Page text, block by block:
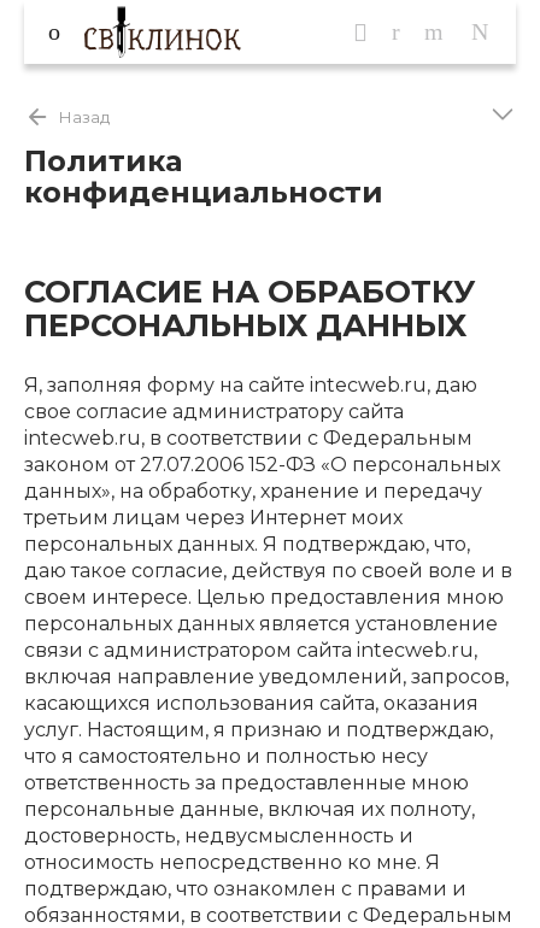
Назад
Политика
конфиденциальности
СОГЛАСИЕ НА ОБРАБОТКУ
ПЕРСОНАЛЬНЫХ ДАННЫХ
Я, заполняя форму на сайте intecweb.ru, даю
свое согласие администратору сайта
intecweb.ru, в соответствии с Федеральным
законом от 27.07.2006 152-ФЗ «О персональных
данных», на обработку, хранение и передачу
третьим лицам через Интернет моих
персональных данных. Я подтверждаю, что,
даю такое согласие, действуя по своей воле и в
своем интересе. Целью предоставления мною
персональных данных является установление
связи с администратором сайта intecweb.ru,
включая направление уведомлений, запросов,
касающихся использования сайта, оказания
услуг. Настоящим, я признаю и подтверждаю,
что я самостоятельно и полностью несу
ответственность за предоставленные мною
персональные данные, включая их полноту,
достоверность, недвусмысленность и
относимость непосредственно ко мне. Я
подтверждаю, что ознакомлен с правами и
обязанностями, в соответствии с Федеральным